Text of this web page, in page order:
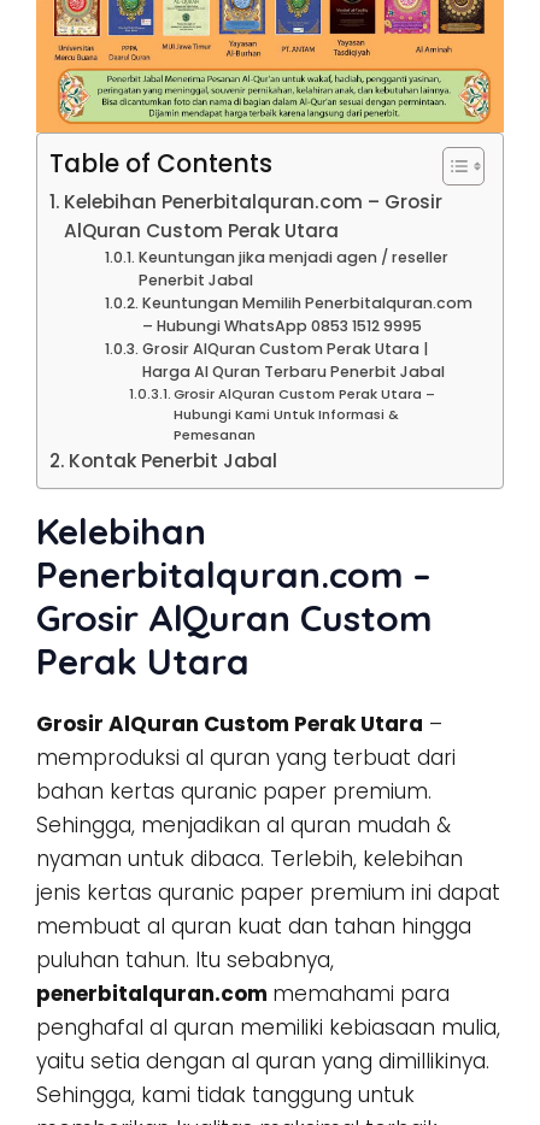
Table of Contents
Kelebihan Penerbitalquran.com – Grosir
AlQuran Custom Perak Utara
Keuntungan jika menjadi agen / reseller
Penerbit Jabal
Keuntungan Memilih Penerbitalquran.com
– Hubungi WhatsApp 0853 1512 9995
Grosir AlQuran Custom Perak Utara |
Harga Al Quran Terbaru Penerbit Jabal
Grosir AlQuran Custom Perak Utara –
Hubungi Kami Untuk Informasi &
Pemesanan
Kontak Penerbit Jabal
Kelebihan
Penerbitalquran.com –
Grosir AlQuran Custom
Perak Utara
Grosir AlQuran Custom Perak Utara –
memproduksi al quran yang terbuat dari
bahan kertas quranic paper premium.
Sehingga, menjadikan al quran mudah &
nyaman untuk dibaca. Terlebih, kelebihan
jenis kertas quranic paper premium ini dapat
membuat al quran kuat dan tahan hingga
puluhan tahun. Itu sebabnya,
penerbitalquran.com memahami para
penghafal al quran memiliki kebiasaan mulia,
yaitu setia dengan al quran yang dimillikinya.
Sehingga, kami tidak tanggung untuk